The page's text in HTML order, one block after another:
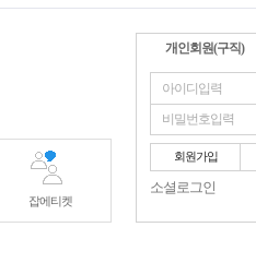
잡에티켓
개인회원(구직)
회원가입
소셜로그인